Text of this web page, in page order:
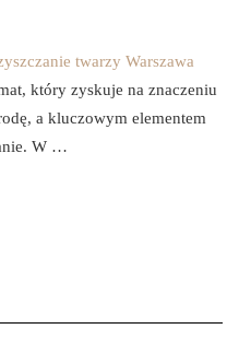
twarzy Warszawa
który zyskuje na znaczeniu
a kluczowym elementem
W …